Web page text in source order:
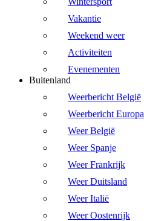
Vakantie
Weekend weer
Activiteiten
Evenementen
Buitenland
Weerbericht België
Weerbericht Europa
Weer België
Weer Spanje
Weer Frankrijk
Weer Duitsland
Weer Italië
Weer Oostenrijk